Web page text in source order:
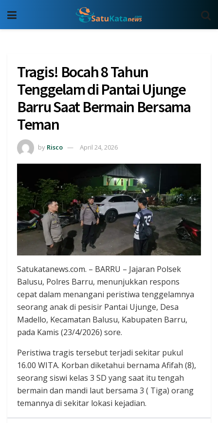
Tragis! Bocah 8 Tahun
Tenggelam di Pantai Ujunge
Barru Saat Bermain Bersama
Teman
by Risco April 24, 2026
Satukatanews.com. – BARRU – Jajaran Polsek
Balusu, Polres Barru, menunjukkan respons
cepat dalam menangani peristiwa tenggelamnya
seorang anak di pesisir Pantai Ujunge, Desa
Madello, Kecamatan Balusu, Kabupaten Barru,
pada Kamis (23/4/2026) sore.
Peristiwa tragis tersebut terjadi sekitar pukul
16.00 WITA. Korban diketahui bernama Afifah (8),
seorang siswi kelas 3 SD yang saat itu tengah
bermain dan mandi laut bersama 3 ( Tiga) orang
temannya di sekitar lokasi kejadian.